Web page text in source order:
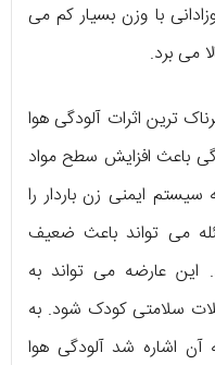
با وزن بسیار کم می
می برد.
از خطرناک ترین اثرات آلودگی هوا
باعث افزایش سطح مواد
ایمنی زن باردار را
می تواند باعث ضعیف
عارضه می تواند به
سلامتی کودک شود. به
آن اشاره شد آلودگی هوا